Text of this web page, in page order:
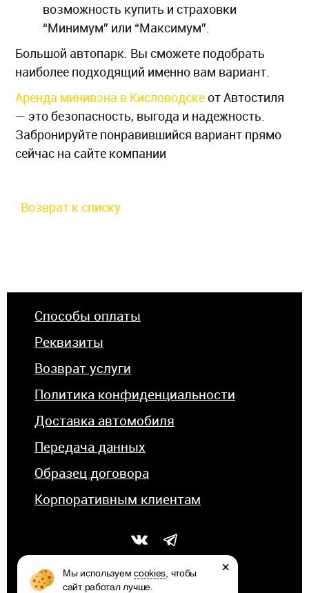
возможность купить и страховки
“Минимум” или “Максимум”.
Большой автопарк. Вы сможете подобрать
наиболее подходящий именно вам вариант.
Аренда минивэна в Кисловодскеот Автостиля
— это безопасность, выгода и надежность.
Забронируйте понравившийся вариант прямо
сейчас на сайте компании
Возврат к списку
Способы оплаты
Реквизиты
Возврат услуги
Политика конфиденциальности
Доставка автомобиля
Передача данных
Образец договора
Корпоративным клиентам
Мы используемcookies , чтобы
сайт работал лучше.
×